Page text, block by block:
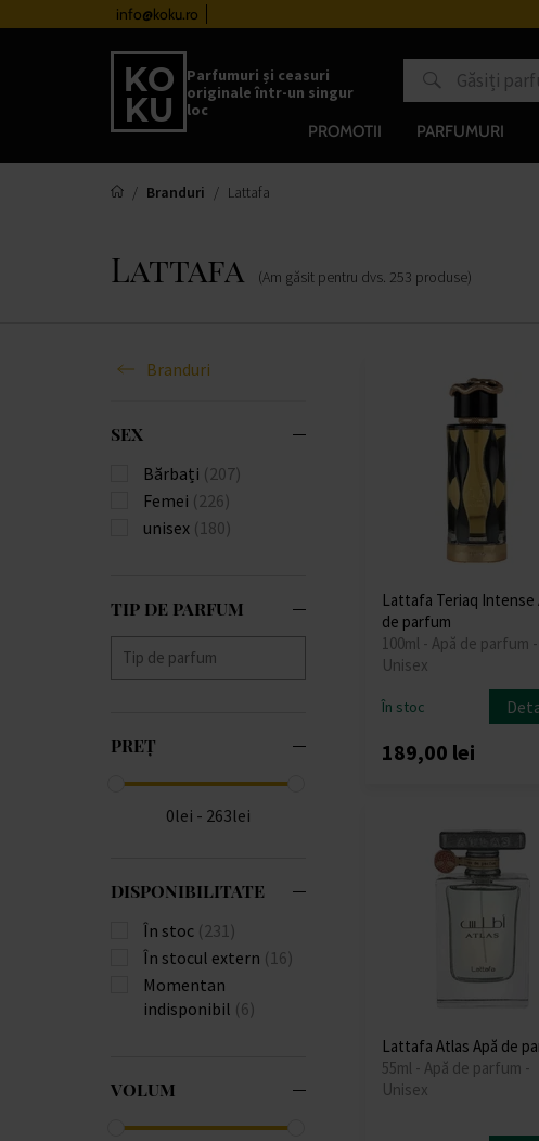
info@koku.ro
Parfumuri și ceasuri
originale într-un singur
loc
PROMOTII PARFUMURI
Branduri Lattafa
Lattafa (Am găsit pentru dvs. 253 produse)
Branduri
SEX
Bărbați (207)
Femei (226)
unisex (180)
TIP DE PARFUM
PREȚ
0lei - 263lei
DISPONIBILITATE
În stoc (231)
În stocul extern (16)
Momentan
indisponibil (6)
VOLUM
Lattafa Teriaq Intense
de parfum
100ml - Apă de parfum -
Unisex
În stoc
189,00 lei
Lattafa Atlas Apă de
55ml - Apă de parfum -
Unisex